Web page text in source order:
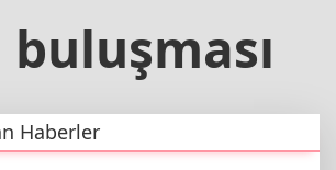
Haberler